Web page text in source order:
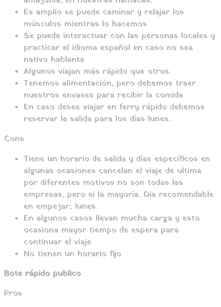
Es amplio se puede caminar y relajar los
músculos mientras lo hacemos
Se puede interactuar con las personas locales y
practicar el idioma español en caso no sea
nativo hablante
Algunos viajan más rápido que otros.
Tenemos alimentación, pero debemos traer
nuestros envases para recibir la comida
En caso desee viajar en ferry rápido debemos
reservar la salida para los días lunes.
Cons
Tiene un horario de salida y días específicos en
algunas ocasiones cancelan el viaje de ultima
por diferentes motivos no son todas las
empresas, pero si la mayoría. Dia recomendable
en empezar; lunes
En algunos casos llevan mucha carga y esto
ocasiona mayor tiempo de espera para
continuar el viaje
No tienen un horario fijo
Bote rápido publico
Pros